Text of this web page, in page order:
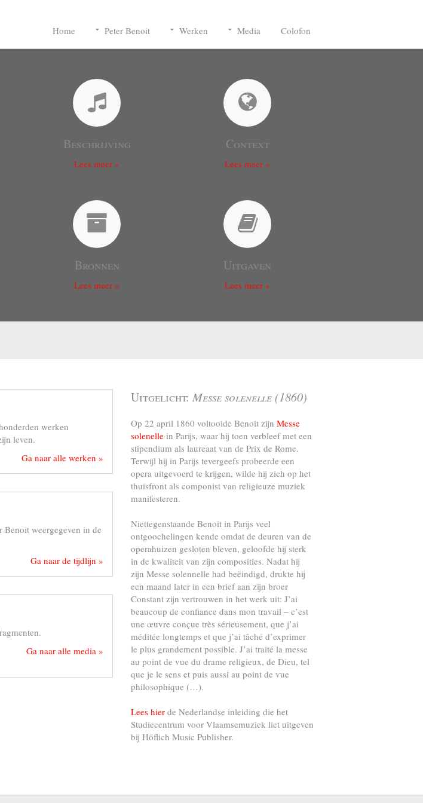
Home Peter Benoit Werken Media Colofon
Beschrijving
Lees meer »
Bronnen
Lees meer »
Context
Lees meer »
Uitgaven
Lees meer »
werken
leven.
Ga naar alle werken »
Benoit weergegeven in de
Ga naar de tijdlijn »
Ga naar alle media »
Uitgelicht: Messe solenelle (1860)
Op 22 april 1860 voltooide Benoit zijn Messe
solenelle in Parijs, waar hij toen verbleef met een
stipendium als laureaat van de Prix de Rome.
Terwijl hij in Parijs tevergeefs probeerde een
opera uitgevoerd te krijgen, wilde hij zich op het
thuisfront als componist van religieuze muziek
manifesteren.
Niettegenstaande Benoit in Parijs veel
ontgoochelingen kende omdat de deuren van de
operahuizen gesloten bleven, geloofde hij sterk
in de kwaliteit van zijn composities. Nadat hij
zijn Messe solennelle had beëindigd, drukte hij
een maand later in een brief aan zijn broer
Constant zijn vertrouwen in het werk uit: J’ai
beaucoup de confiance dans mon travail – c’est
une œuvre conçue très sérieusement, que j’ai
méditée longtemps et que j’ai tâché d’exprimer
le plus grandement possible. J’ai traité la messe
au point de vue du drame religieux, de Dieu, tel
que je le sens et puis aussi au point de vue
philosophique (…).
Lees hier de Nederlandse inleiding die het
Studiecentrum voor Vlaamsemuziek liet uitgeven
bij Höflich Music Publisher.